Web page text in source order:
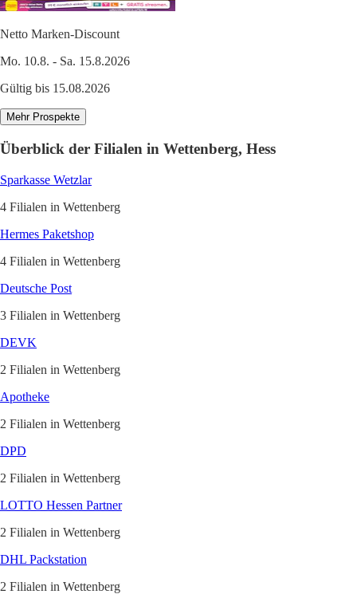
Netto Marken-Discount
Mo. 10.8. - Sa. 15.8.2026
Gültig bis 15.08.2026
Mehr Prospekte
Überblick der Filialen in Wettenberg, Hess
Sparkasse Wetzlar
4 Filialen in Wettenberg
Hermes Paketshop
4 Filialen in Wettenberg
Deutsche Post
3 Filialen in Wettenberg
DEVK
2 Filialen in Wettenberg
Apotheke
2 Filialen in Wettenberg
DPD
2 Filialen in Wettenberg
LOTTO Hessen Partner
2 Filialen in Wettenberg
DHL Packstation
2 Filialen in Wettenberg